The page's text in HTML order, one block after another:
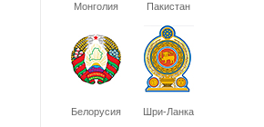
Монголия Пакистан
Белорусия Шри-Ланка